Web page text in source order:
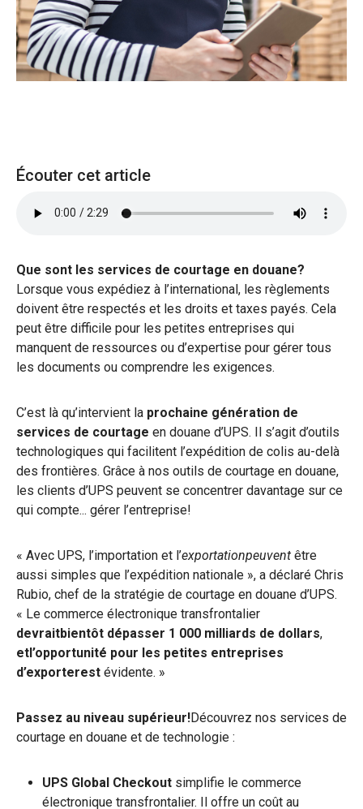
Écouter cet article
Que sont les services de courtage en douane?
Lorsque vous expédiez à l’international, les règlements
doivent être respectés et les droits et taxes payés. Cela
peut être difficile pour les petites entreprises qui
manquent de ressources ou d’expertise pour gérer tous
les documents ou comprendre les exigences.
C’est là qu’intervient la prochaine génération de
services de courtage en douane d’UPS. Il s’agit d’outils
technologiques qui facilitent l’expédition de colis au-delà
des frontières. Grâce à nos outils de courtage en douane,
les clients d’UPS peuvent se concentrer davantage sur ce
qui compte... gérer l’entreprise!
« Avec UPS, l’importation et l’exportationpeuvent être
aussi simples que l’expédition nationale », a déclaré Chris
Rubio, chef de la stratégie de courtage en douane d’UPS.
« Le commerce électronique transfrontalier
devraitbientôt dépasser 1 000 milliards de dollars,
etl’opportunité pour les petites entreprises
d’exporterest évidente. »
Passez au niveau supérieur!Découvrez nos services de
courtage en douane et de technologie :
UPS Global Checkout simplifie le commerce
électronique transfrontalier. Il offre un coût au